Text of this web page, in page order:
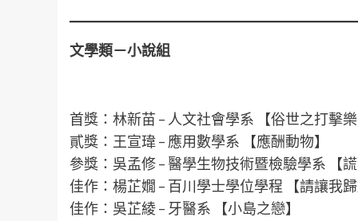
文學類－小說組
首獎：林新苗 – 人文社會學系 【俗世之打擊樂
貳獎：王宣瑋 – 應用數學系 【應酬動物】
參獎：吳孟修 – 醫學生物技術暨檢驗學系 【謊
佳作：楊芷嫺 – 百川學士學位學程 【請讓我歸
佳作：吳芷綾 – 牙醫系 【小島之戀】